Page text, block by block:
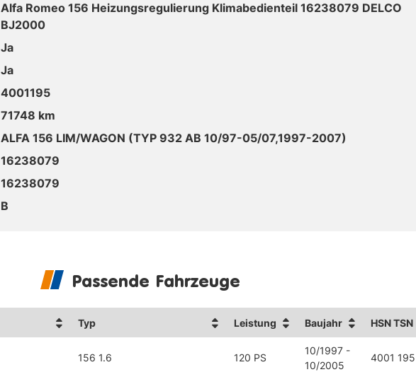
Alfa Romeo 156 Heizungsregulierung Klimabedienteil 16238079 DELCO
BJ2000
Ja
Ja
4001195
71748 km
ALFA 156 LIM/WAGON (TYP 932 AB 10/97-05/07,1997-2007)
16238079
16238079
B
Passende Fahrzeuge
Typ Leistung Baujahr HSN TSN
156 1.6 120 PS
10/1997 -
10/2005
4001 195